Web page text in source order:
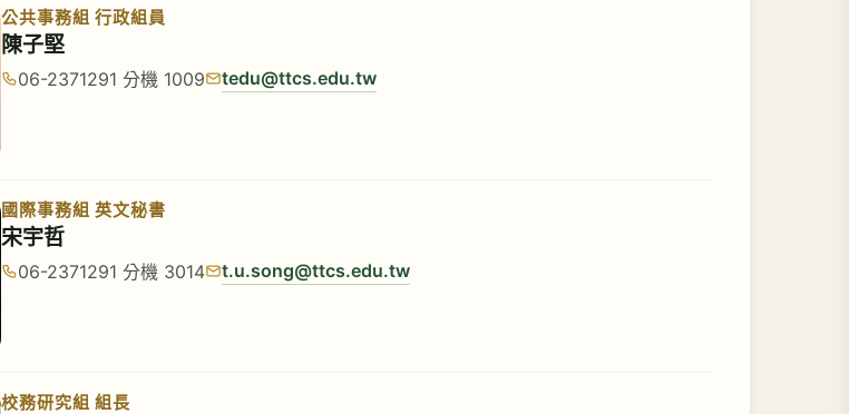
公共事務組 行政組員
陳子堅
06-2371291 分機 1009 tedu@ttcs.edu.tw
國際事務組 英文秘書
宋宇哲
06-2371291 分機 3014 t.u.song@ttcs.edu.tw
校務研究組 組長